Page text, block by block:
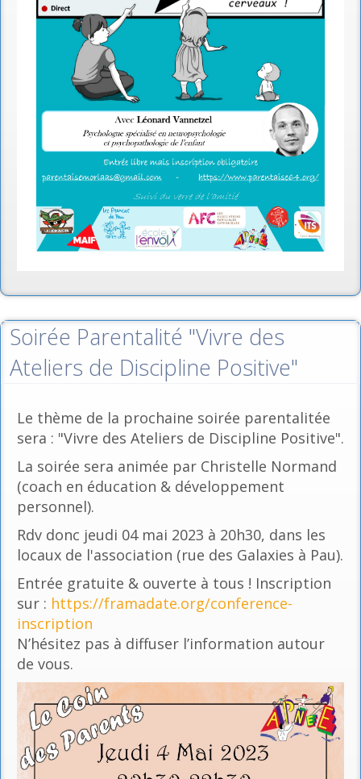
Soirée Parentalité "Vivre des
Ateliers de Discipline Positive"
Le thème de la prochaine soirée parentalitée
sera : "Vivre des Ateliers de Discipline Positive".
La soirée sera animée par Christelle Normand
(coach en éducation & développement
personnel).
Rdv donc jeudi 04 mai 2023 à 20h30, dans les
locaux de l'association (rue des Galaxies à Pau).
Entrée gratuite & ouverte à tous ! Inscription
sur : https://framadate.org/conference-
inscription
N’hésitez pas à diffuser l’information autour
de vous.